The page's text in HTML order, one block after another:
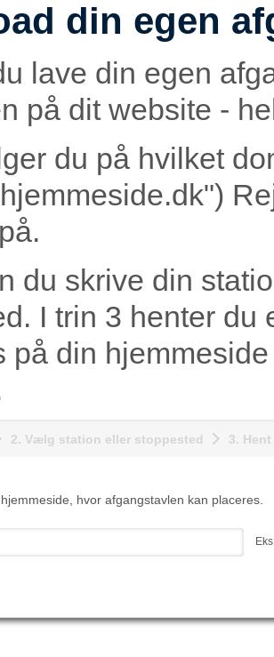
din egen
lave din egen
på dit website -
du på hvilket
du skrive din
I trin 3 henter du
din
2. Vælg station eller stoppested 3.
hvor afgangstavlen kan placeres.